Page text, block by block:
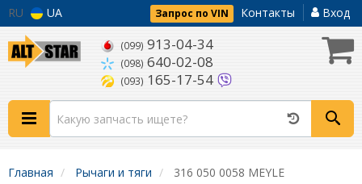
RU UA Запрос по VIN Контакты Вход
(099) 913-04-34
(098) 640-02-08
(093) 165-17-54
Главная Рычаги и тяги 316 050 0058 MEYLE